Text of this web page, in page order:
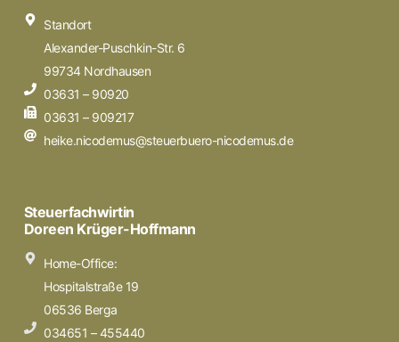
Standort
Alexander-Puschkin-Str. 6
99734 Nordhausen
03631 – 90920
03631 – 909217
heike.nicodemus@steuerbuero-nicodemus.de
Steuerfachwirtin
Doreen Krüger-Hoffmann
Home-Office:
Hospitalstraße 19
06536 Berga
034651 – 455440